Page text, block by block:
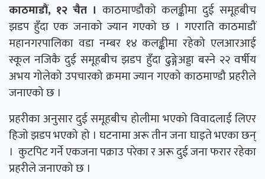
काठमाडौं, १२ चैत । काठमाण्डौको कलङ्कीमा दुई समूहबीच
झडप हुँदा एक जनाको ज्यान गएको छ । गएराति काठमाडौं
महानगरपालिका वडा नम्बर १४ कलङ्कीमा रहेको एलआरआई
स्कूल नजिकै दुई समूहबीच झडप हुँदा ढुङ्गेअड्डा बस्ने २२ वर्षीय
अभय गोलेको उपचारको क्रममा ज्यान गएको काठमाण्डौ प्रहरीले
जनाएको छ ।
प्रहरीका अनुसार दुई समूहबीच होलीमा भएको विवादलाई लिएर
हिजो झडप भएको हो । घटनामा अरू तीन जना घाइते भएका छन्
। कुटपिट गर्ने एकजना पक्राउ परेका र अरू दुई जना फरार रहेका
प्रहरीले जनाएको छ ।